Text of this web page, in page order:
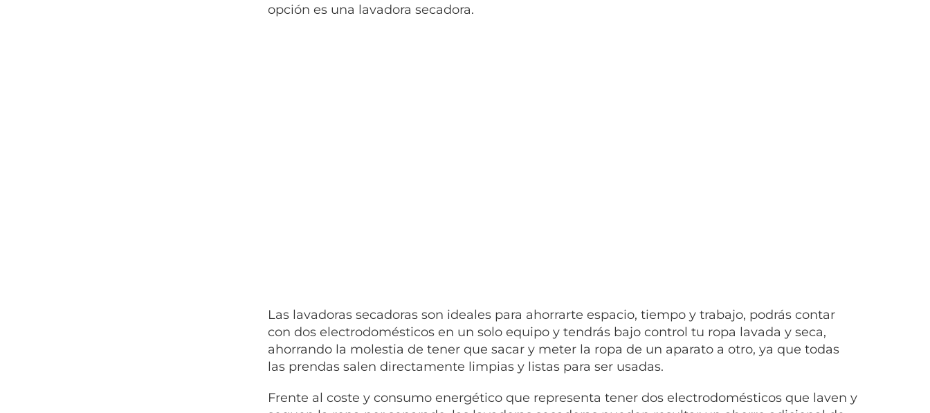
opción es una lavadora secadora.
Las lavadoras secadoras son ideales para ahorrarte espacio, tiempo y trabajo, podrás contar
con dos electrodomésticos en un solo equipo y tendrás bajo control tu ropa lavada y seca,
ahorrando la molestia de tener que sacar y meter la ropa de un aparato a otro, ya que todas
las prendas salen directamente limpias y listas para ser usadas.
Frente al coste y consumo energético que representa tener dos electrodomésticos que laven y